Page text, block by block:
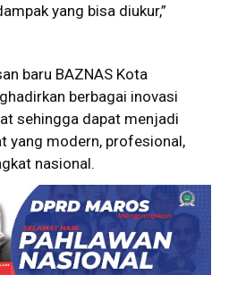
yang bisa diukur,”
baru BAZNAS Kota
berbagai inovasi
sehingga dapat menjadi
yang modern, profesional,
nasional.